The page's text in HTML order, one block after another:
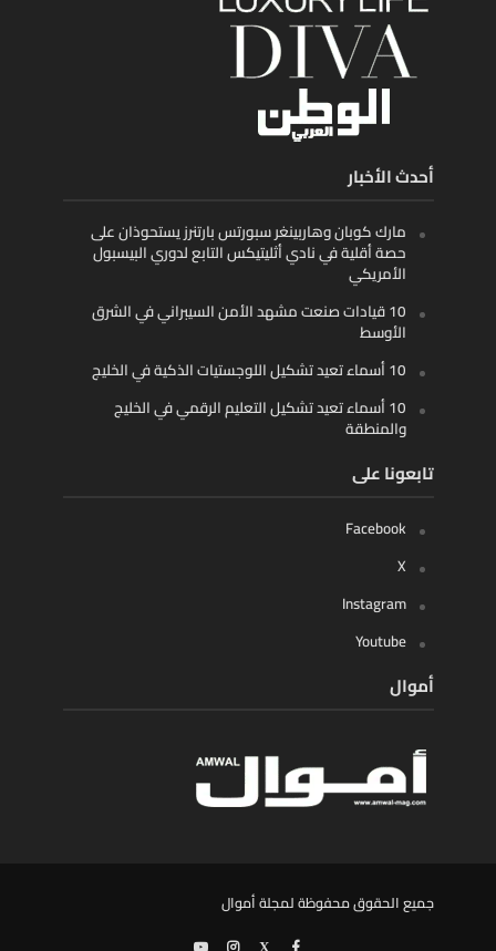
أحدث الأخبار
مارك كوبان وهاربينغر سبورتس بارتنرز يستحوذان على
حصة أقلية في نادي أثليتيكس التابع لدوري البيسبول
الأمريكي
10 قيادات صنعت مشهد الأمن السيبراني في الشرق
الأوسط
10 أسماء تعيد تشكيل اللوجستيات الذكية في الخليج
10 أسماء تعيد تشكيل التعليم الرقمي في الخليج
والمنطقة
تابعونا على
Facebook
X
Instagram
Youtube
أموال
جميع الحقوق محفوظة لمجلة أموال